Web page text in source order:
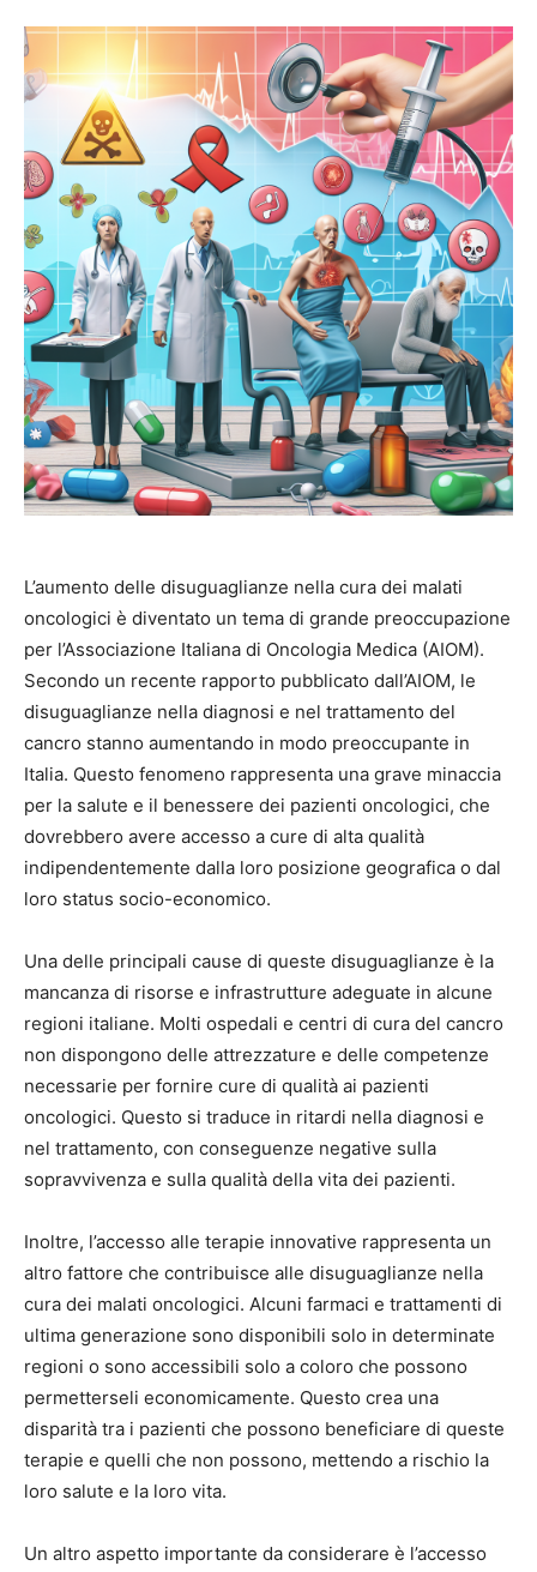
L’aumento delle disuguaglianze nella cura dei malati
oncologici è diventato un tema di grande preoccupazione
per l’Associazione Italiana di Oncologia Medica (AIOM).
Secondo un recente rapporto pubblicato dall’AIOM, le
disuguaglianze nella diagnosi e nel trattamento del
cancro stanno aumentando in modo preoccupante in
Italia. Questo fenomeno rappresenta una grave minaccia
per la salute e il benessere dei pazienti oncologici, che
dovrebbero avere accesso a cure di alta qualità
indipendentemente dalla loro posizione geografica o dal
loro status socio-economico.
Una delle principali cause di queste disuguaglianze è la
mancanza di risorse e infrastrutture adeguate in alcune
regioni italiane. Molti ospedali e centri di cura del cancro
non dispongono delle attrezzature e delle competenze
necessarie per fornire cure di qualità ai pazienti
oncologici. Questo si traduce in ritardi nella diagnosi e
nel trattamento, con conseguenze negative sulla
sopravvivenza e sulla qualità della vita dei pazienti.
Inoltre, l’accesso alle terapie innovative rappresenta un
altro fattore che contribuisce alle disuguaglianze nella
cura dei malati oncologici. Alcuni farmaci e trattamenti di
ultima generazione sono disponibili solo in determinate
regioni o sono accessibili solo a coloro che possono
permetterseli economicamente. Questo crea una
disparità tra i pazienti che possono beneficiare di queste
terapie e quelli che non possono, mettendo a rischio la
loro salute e la loro vita.
Un altro aspetto importante da considerare è l’accesso